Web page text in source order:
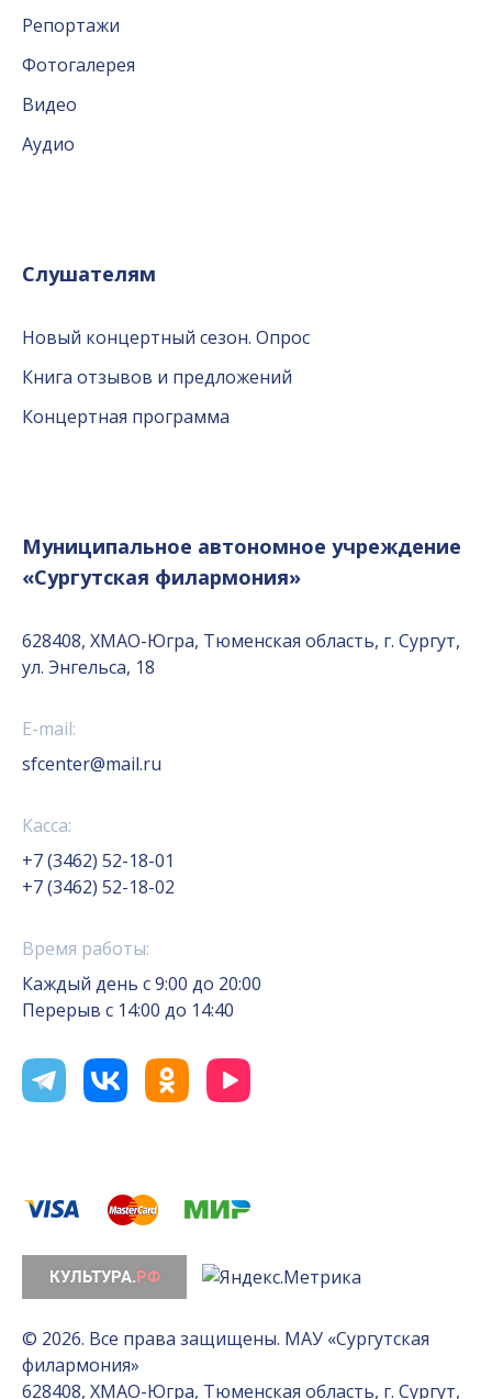
Репортажи
Фотогалерея
Видео
Аудио
Слушателям
Новый концертный сезон. Опрос
Книга отзывов и предложений
Концертная программа
Муниципальное автономное учреждение
«Сургутская филармония»
628408, ХМАО-Югра, Тюменская область, г. Сургут,
ул. Энгельса, 18
E-mail:
sfcenter@mail.ru
Касса:
+7 (3462) 52-18-01
+7 (3462) 52-18-02
Время работы:
Каждый день с 9:00 до 20:00
Перерыв с 14:00 до 14:40
© 2026. Все права защищены. МАУ «Сургутская
филармония»
628408, ХМАО-Югра, Тюменская область, г. Сургут,